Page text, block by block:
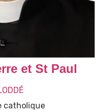
et St Paul
catholique